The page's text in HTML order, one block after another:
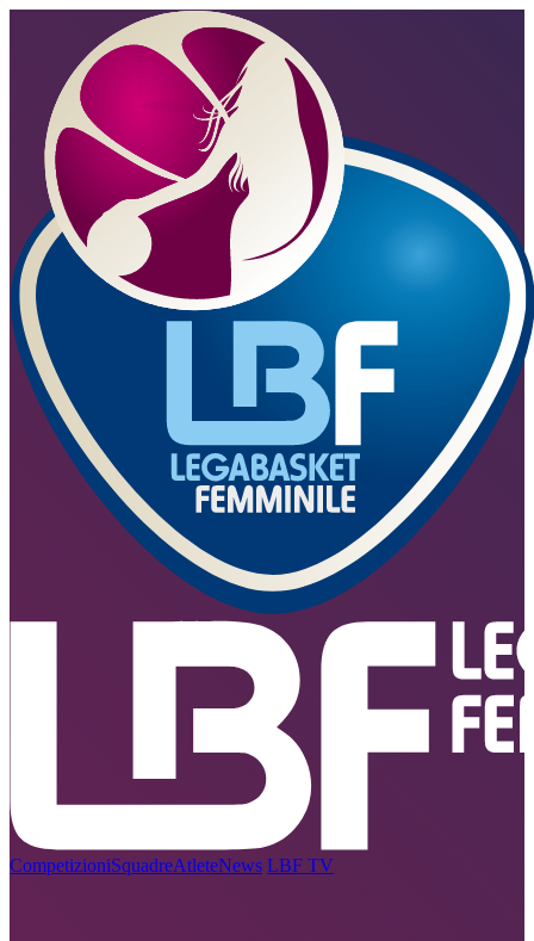
CompetizioniSquadreAtleteNews LBF TV